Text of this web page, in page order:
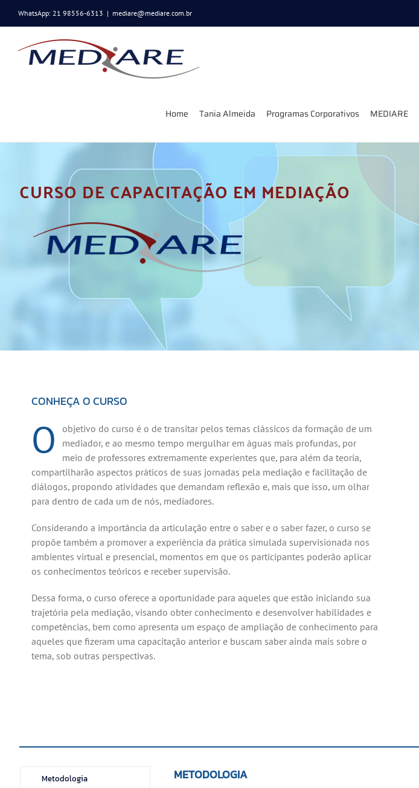
conteúdo
WhatsApp: 21 98556-6313 | mediare@mediare.com.br
Home Tania Almeida Programas Corporativos MEDIARE
CURSO DE CAPACITAÇÃO EM MEDIAÇÃO
CONHEÇA O CURSO
O
objetivo do curso é o de transitar pelos temas clássicos da formação de um
mediador, e ao mesmo tempo mergulhar em águas mais profundas, por
meio de professores extremamente experientes que, para além da teoria,
compartilharão aspectos práticos de suas jornadas pela mediação e facilitação de
diálogos, propondo atividades que demandam reflexão e, mais que isso, um olhar
para dentro de cada um de nós, mediadores.
Considerando a importância da articulação entre o saber e o saber fazer, o curso se
propõe também a promover a experiência da prática simulada supervisionada nos
ambientes virtual e presencial, momentos em que os participantes poderão aplicar
os conhecimentos teóricos e receber supervisão.
Dessa forma, o curso oferece a oportunidade para aqueles que estão iniciando sua
trajetória pela mediação, visando obter conhecimento e desenvolver habilidades e
competências, bem como apresenta um espaço de ampliação de conhecimento para
aqueles que fizeram uma capacitação anterior e buscam saber ainda mais sobre o
tema, sob outras perspectivas.
Metodologia METODOLOGIA